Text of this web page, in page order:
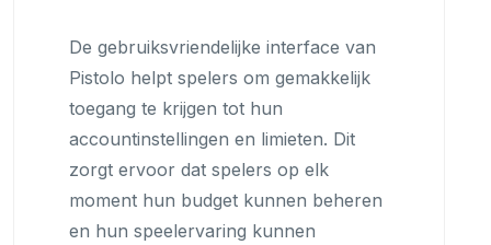
De gebruiksvriendelijke interface van
Pistolo helpt spelers om gemakkelijk
toegang te krijgen tot hun
accountinstellingen en limieten. Dit
zorgt ervoor dat spelers op elk
moment hun budget kunnen beheren
en hun speelervaring kunnen